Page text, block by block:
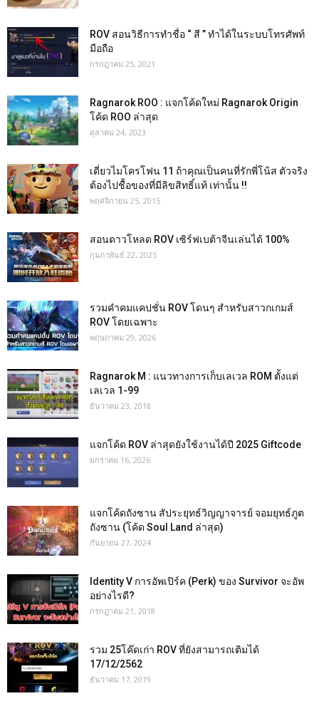
ROV สอนวิธีการทำชื่อ “ สี ” ทำได้ในระบบโทรศัพท์
มือถือ
กรกฎาคม 25, 2021
Ragnarok ROO : แจกโค้ดใหม่ Ragnarok Origin
โค้ด ROO ล่าสุด
ตุลาคม 24, 2023
เดี่ยวไมโครโฟน 11 ถ้าคุณเป็นคนที่รักพี่โน้ส ตัวจริง
ต้องไปชื้อของที่มีลิขสิทธิ์แท้ เท่านั้น !!
พฤศจิกายน 25, 2015
สอนดาวโหลด ROV เซิร์ฟเบต้าจีนเล่นได้ 100%
กุมภาพันธ์ 22, 2025
รวมคำคมแคปชั่น ROV โดนๆ สำหรับสาวกเกมส์
ROV โดยเฉพาะ
พฤษภาคม 29, 2026
Ragnarok M : แนวทางการเก็บเลเวล ROM ตั้งแต่
เลเวล 1-99
ธันวาคม 23, 2018
แจกโค้ด ROV ล่าสุดยังใช้งานได้ปี 2025 Giftcode
มกราคม 16, 2026
แจกโค้ดถังซาน สัประยุทธ์วิญญาจารย์ จอมยุทธ์ภูต
ถังซาน (โค้ด Soul Land ล่าสุด)
กันยายน 27, 2024
Identity V การอัพเปิร์ค (Perk) ของ Survivor จะอัพ
อย่างไรดี?
กรกฎาคม 21, 2018
รวม 25โค๊ดเก่า ROV ที่ยังสามารถเติมได้
17/12/2562
ธันวาคม 17, 2019